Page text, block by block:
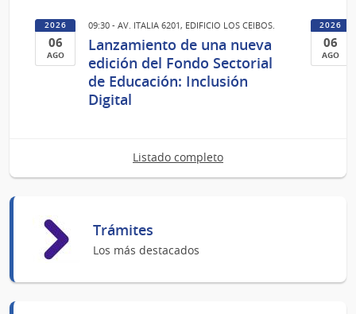
del
2026
2026
06
AGO
09:30 - AV. ITALIA 6201, EDIFICIO LOS CEIBOS.
Lanzamiento de una nueva
edición del Fondo Sectorial
de Educación: Inclusión
Digital
2026
06
AGO
Listado completo
Trámites
Los más destacados